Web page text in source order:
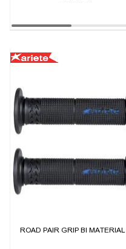
ROAD PAIR GRIP BI MATERIAL